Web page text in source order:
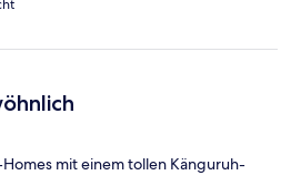
mit einem tollen Känguruh-